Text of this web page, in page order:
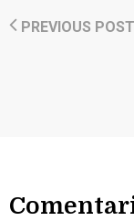
PREVIOUS POST